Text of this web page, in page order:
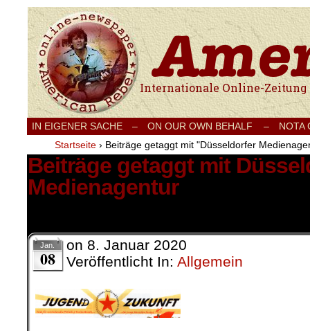
Internationale Onlinezeitung für Frieden,
IN EIGENER SACHE – ON OUR OWN BEHALF –
NOTA
Startseite › Beiträge getaggt mit "Düsseldorfer
Beiträge getaggt mit
Medienagentur
Jan.
08
on 8. Januar 2020
Veröffentlicht In: Allgemein